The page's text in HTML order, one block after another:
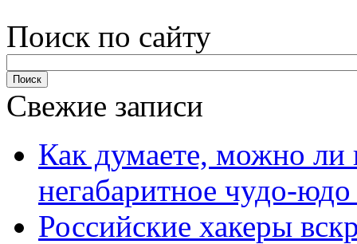
Поиск по сайту
Свежие записи
Как думаете, можно ли
негабаритное чудо-
Российские хакеры